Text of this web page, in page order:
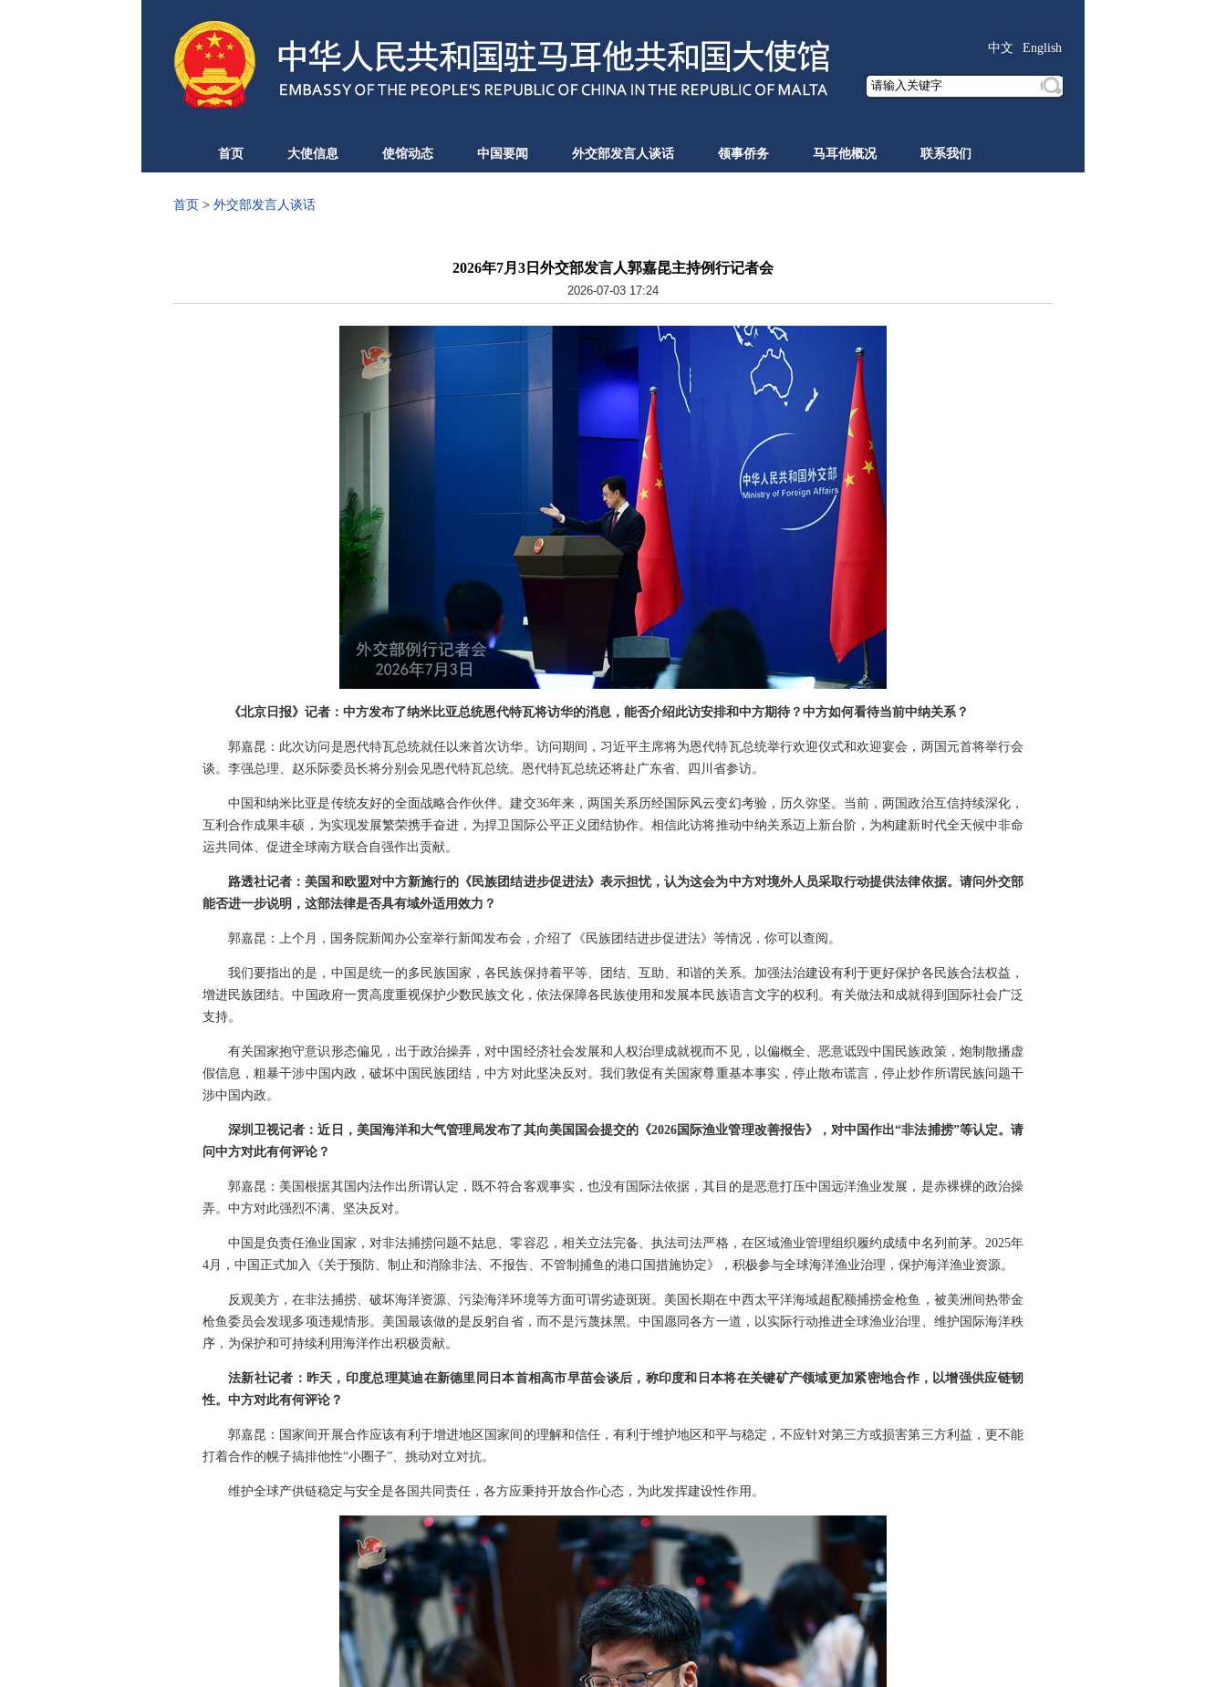
English
中文
首页 大使信息 使馆动态 中国要闻 外交部发言人谈话 领事侨务 马耳他概况 联系我们
首页 > 外交部发言人谈话
2026年7月3日外交部发言人郭嘉昆主持例行记者会
2026-07-03 17:24
《北京日报》记者：中方发布了纳米比亚总统恩代特瓦将访华的消息，能否介绍此访安排和中方期待？中方如何看待当前中纳关系？
郭嘉昆：此次访问是恩代特瓦总统就任以来首次访华。访问期间，习近平主席将为恩代特瓦总统举行欢迎仪式和欢迎宴会，两国元首将举行会
谈。李强总理、赵乐际委员长将分别会见恩代特瓦总统。恩代特瓦总统还将赴广东省、四川省参访。
中国和纳米比亚是传统友好的全面战略合作伙伴。建交36年来，两国关系历经国际风云变幻考验，历久弥坚。当前，两国政治互信持续深化，
互利合作成果丰硕，为实现发展繁荣携手奋进，为捍卫国际公平正义团结协作。相信此访将推动中纳关系迈上新台阶，为构建新时代全天候中非命
运共同体、促进全球南方联合自强作出贡献。
路透社记者：美国和欧盟对中方新施行的《民族团结进步促进法》表示担忧，认为这会为中方对境外人员采取行动提供法律依据。请问外交部
能否进一步说明，这部法律是否具有域外适用效力？
郭嘉昆：上个月，国务院新闻办公室举行新闻发布会，介绍了《民族团结进步促进法》等情况，你可以查阅。
我们要指出的是，中国是统一的多民族国家，各民族保持着平等、团结、互助、和谐的关系。加强法治建设有利于更好保护各民族合法权益，
增进民族团结。中国政府一贯高度重视保护少数民族文化，依法保障各民族使用和发展本民族语言文字的权利。有关做法和成就得到国际社会广泛
支持。
有关国家抱守意识形态偏见，出于政治操弄，对中国经济社会发展和人权治理成就视而不见，以偏概全、恶意诋毁中国民族政策，炮制散播虚
假信息，粗暴干涉中国内政，破坏中国民族团结，中方对此坚决反对。我们敦促有关国家尊重基本事实，停止散布谎言，停止炒作所谓民族问题干
涉中国内政。
深圳卫视记者：近日，美国海洋和大气管理局发布了其向美国国会提交的《2026国际渔业管理改善报告》，对中国作出“非法捕捞”等认定。请
问中方对此有何评论？
郭嘉昆：美国根据其国内法作出所谓认定，既不符合客观事实，也没有国际法依据，其目的是恶意打压中国远洋渔业发展，是赤裸裸的政治操
弄。中方对此强烈不满、坚决反对。
中国是负责任渔业国家，对非法捕捞问题不姑息、零容忍，相关立法完备、执法司法严格，在区域渔业管理组织履约成绩中名列前茅。2025年
4月，中国正式加入《关于预防、制止和消除非法、不报告、不管制捕鱼的港口国措施协定》，积极参与全球海洋渔业治理，保护海洋渔业资源。
反观美方，在非法捕捞、破坏海洋资源、污染海洋环境等方面可谓劣迹斑斑。美国长期在中西太平洋海域超配额捕捞金枪鱼，被美洲间热带金
枪鱼委员会发现多项违规情形。美国最该做的是反躬自省，而不是污蔑抹黑。中国愿同各方一道，以实际行动推进全球渔业治理、维护国际海洋秩
序，为保护和可持续利用海洋作出积极贡献。
法新社记者：昨天，印度总理莫迪在新德里同日本首相高市早苗会谈后，称印度和日本将在关键矿产领域更加紧密地合作，以增强供应链韧
性。中方对此有何评论？
郭嘉昆：国家间开展合作应该有利于增进地区国家间的理解和信任，有利于维护地区和平与稳定，不应针对第三方或损害第三方利益，更不能
打着合作的幌子搞排他性“小圈子”、挑动对立对抗。
维护全球产供链稳定与安全是各国共同责任，各方应秉持开放合作心态，为此发挥建设性作用。